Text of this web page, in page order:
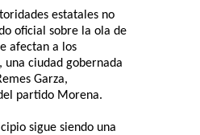
estatales no
oficial sobre la ola de
afectan a los
una ciudad gobernada
Garza,
partido Morena.
sigue siendo una